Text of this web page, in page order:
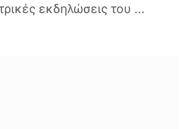
εκδηλώσεις του ...